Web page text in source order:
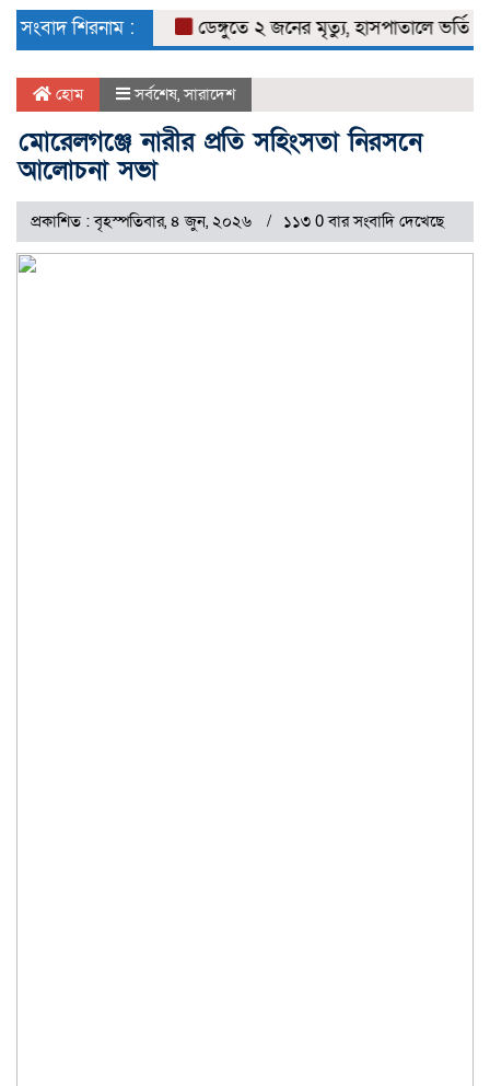
সংবাদ শিরনাম :
ডেঙ্গুতে ২ জনের মৃত্যু, হাসপাতালে ভর্তি ৬৭২
হোম সর্বশেষ,সারাদেশ
মোরেলগঞ্জে নারীর প্রতি সহিংসতা নিরসনে
আলোচনা সভা
প্রকাশিত : বৃহস্পতিবার, ৪ জুন, ২০২৬ ১১৩ 0 বার সংবাদি দেখেছে